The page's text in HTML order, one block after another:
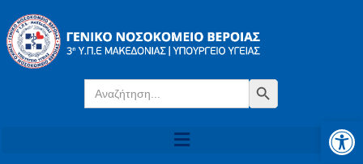
Search
for:
Search Button